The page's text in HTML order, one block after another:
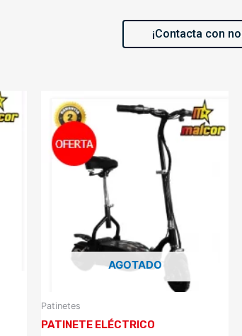
¡Contacta con
AGOTADO
Patinetes
PATINETE ELÉCTRICO